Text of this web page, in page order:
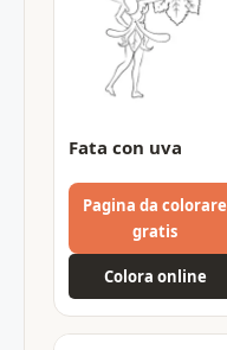
Fata con uva
Pagina da colorare
gratis
Colora online